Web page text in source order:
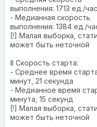
выполнения: 1713 ед./час
- Медианная скорость
выполнения: 1384 ед./
[!] Малая выборка,
может быть неточной
🚦 Скорость старта:
- Среднее время
минут, 21 секунда
- Медианное время
минута, 15 секунд
[!] Малая выборка,
может быть неточной